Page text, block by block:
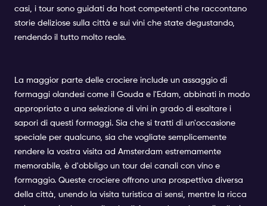
casi, i tour sono guidati da host competenti che raccontano
storie deliziose sulla città e sui vini che state degustando,
rendendo il tutto molto reale.
La maggior parte delle crociere include un assaggio di
formaggi olandesi come il Gouda e l'Edam, abbinati in modo
appropriato a una selezione di vini in grado di esaltare i
sapori di questi formaggi. Sia che si tratti di un'occasione
speciale per qualcuno, sia che vogliate semplicemente
rendere la vostra visita ad Amsterdam estremamente
memorabile, è d'obbligo un tour dei canali con vino e
formaggio. Queste crociere offrono una prospettiva diversa
della città, unendo la visita turistica ai sensi, mentre la ricca